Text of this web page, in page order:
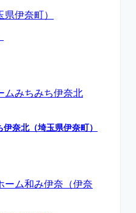
奈北（埼玉県伊奈町）